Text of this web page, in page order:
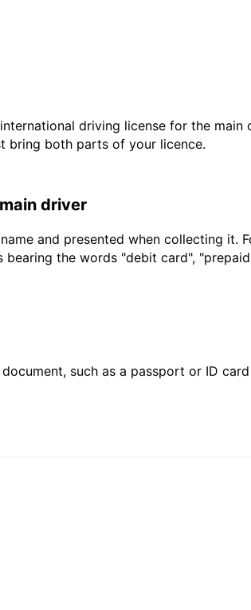
driving license for the main
bring both parts of your licence.
driver
and presented when collecting it.
the words "debit card",
such as a passport or ID